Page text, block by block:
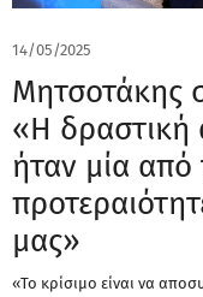
14/05/2025
Μητσοτάκης
«Η
ήταν μία από
μας»
«Το κρίσιμο είναι να